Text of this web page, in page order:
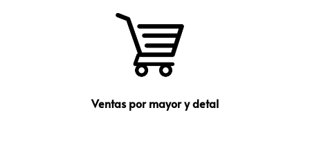
Ventas por mayor y detal